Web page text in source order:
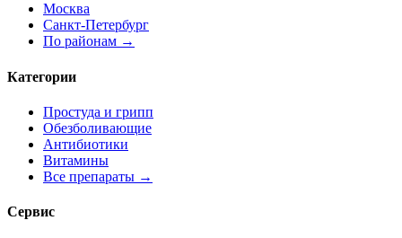
Москва
Санкт-Петербург
По районам →
Категории
Простуда и грипп
Обезболивающие
Антибиотики
Витамины
Все препараты →
Сервис